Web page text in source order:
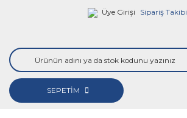
Üye Girişi Sipariş Takibi
SEPETİM